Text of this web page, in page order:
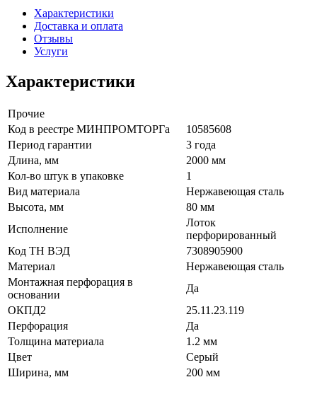
Характеристики
Доставка и оплата
Отзывы
Услуги
Характеристики
Прочие
Код в реестре МИНПРОМТОРГа
10585608
Период гарантии
3 года
Длина, мм
2000 мм
Кол-во штук в упаковке
1
Вид материала
Нержавеющая сталь
Высота, мм
80 мм
Исполнение
Лоток
перфорированный
Код ТН ВЭД
7308905900
Материал
Нержавеющая сталь
Монтажная перфорация в
основании
Да
ОКПД2
25.11.23.119
Перфорация
Да
Толщина материала
1.2 мм
Цвет
Серый
Ширина, мм
200 мм